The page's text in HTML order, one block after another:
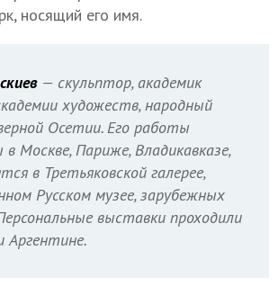
носящий его имя.
— скульптор, академик
художеств, народный
Осетии. Его работы
Москве, Париже, Владикавказе,
в Третьяковской галерее,
Русском музее, зарубежных
выставки проходили
Аргентине.